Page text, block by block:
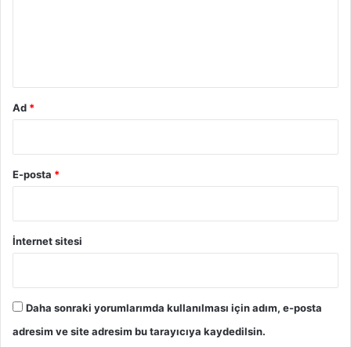
Ad *
E-posta *
İnternet sitesi
Daha sonraki yorumlarımda kullanılması için adım, e-posta
adresim ve site adresim bu tarayıcıya kaydedilsin.